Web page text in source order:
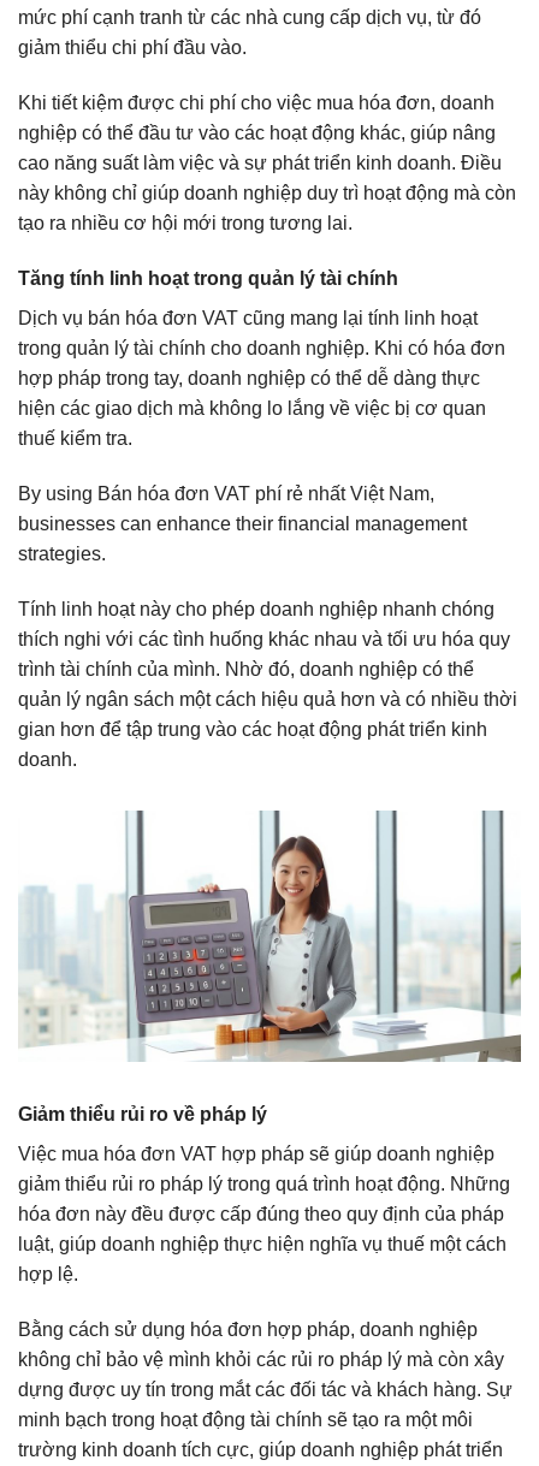
mức phí cạnh tranh từ các nhà cung cấp dịch vụ, từ đó
giảm thiểu chi phí đầu vào.
Khi tiết kiệm được chi phí cho việc mua hóa đơn, doanh
nghiệp có thể đầu tư vào các hoạt động khác, giúp nâng
cao năng suất làm việc và sự phát triển kinh doanh. Điều
này không chỉ giúp doanh nghiệp duy trì hoạt động mà còn
tạo ra nhiều cơ hội mới trong tương lai.
Tăng tính linh hoạt trong quản lý tài chính
Dịch vụ bán hóa đơn VAT cũng mang lại tính linh hoạt
trong quản lý tài chính cho doanh nghiệp. Khi có hóa đơn
hợp pháp trong tay, doanh nghiệp có thể dễ dàng thực
hiện các giao dịch mà không lo lắng về việc bị cơ quan
thuế kiểm tra.
By using Bán hóa đơn VAT phí rẻ nhất Việt Nam,
businesses can enhance their financial management
strategies.
Tính linh hoạt này cho phép doanh nghiệp nhanh chóng
thích nghi với các tình huống khác nhau và tối ưu hóa quy
trình tài chính của mình. Nhờ đó, doanh nghiệp có thể
quản lý ngân sách một cách hiệu quả hơn và có nhiều thời
gian hơn để tập trung vào các hoạt động phát triển kinh
doanh.
Giảm thiểu rủi ro về pháp lý
Việc mua hóa đơn VAT hợp pháp sẽ giúp doanh nghiệp
giảm thiểu rủi ro pháp lý trong quá trình hoạt động. Những
hóa đơn này đều được cấp đúng theo quy định của pháp
luật, giúp doanh nghiệp thực hiện nghĩa vụ thuế một cách
hợp lệ.
Bằng cách sử dụng hóa đơn hợp pháp, doanh nghiệp
không chỉ bảo vệ mình khỏi các rủi ro pháp lý mà còn xây
dựng được uy tín trong mắt các đối tác và khách hàng. Sự
minh bạch trong hoạt động tài chính sẽ tạo ra một môi
trường kinh doanh tích cực, giúp doanh nghiệp phát triển